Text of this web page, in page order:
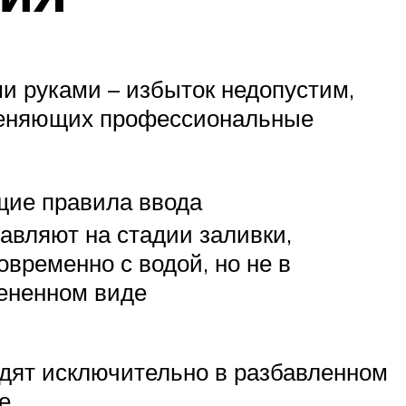
руками – избыток недопустим,
профессиональные
правила ввода
на стадии заливки,
с водой, но не в
виде
исключительно в разбавленном